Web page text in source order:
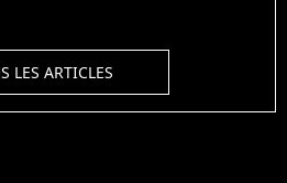
LES ARTICLES